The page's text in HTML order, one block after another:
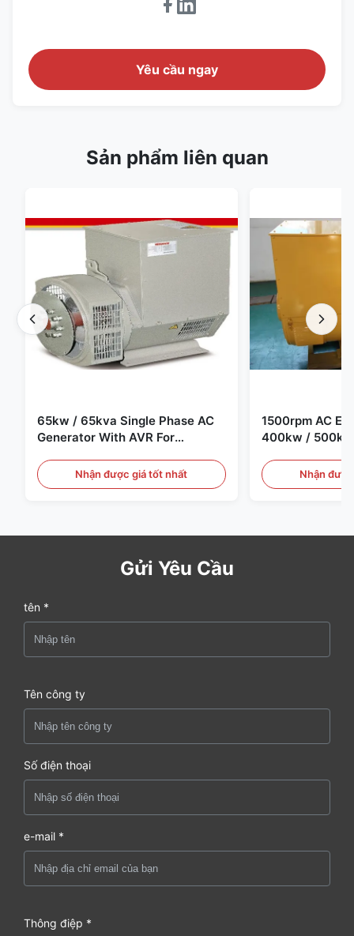
Yêu cầu ngay
Sản phẩm liên quan
65kw / 65kva Single Phase AC
Generator With AVR For
Nhận được giá tốt nhất
1500rpm AC
400kw /
Nhận
Gửi Yêu Cầu
tên *
Tên công ty
Số điện thoại
e-mail *
Thông điệp *